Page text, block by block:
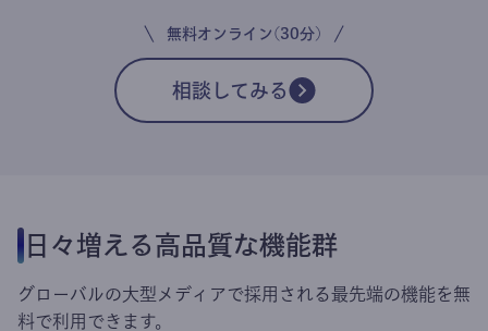
無料オンライン(30分)
相談してみる
日々増える高品質な機能群
グローバルの大型メディアで採用される最先端の機能を無
料で利用できます。